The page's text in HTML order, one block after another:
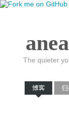
The quieter
博客